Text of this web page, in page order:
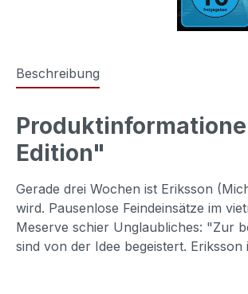
Beschreibung
Edition"
Gerade drei Wochen ist Eriksson
wird. Pausenlose Feindeinsätze im
Meserve schier Unglaubliches: "Zur
sind von der Idee begeistert.